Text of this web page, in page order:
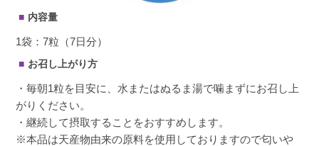
内容量
1袋：7粒（7日分）
お召し上がり方
・毎朝1粒を目安に、水またはぬるま湯で噛まずにお召し上
がりください。
・継続して摂取することをおすすめします。
※本品は天産物由来の原料を使用しておりますので匂いや